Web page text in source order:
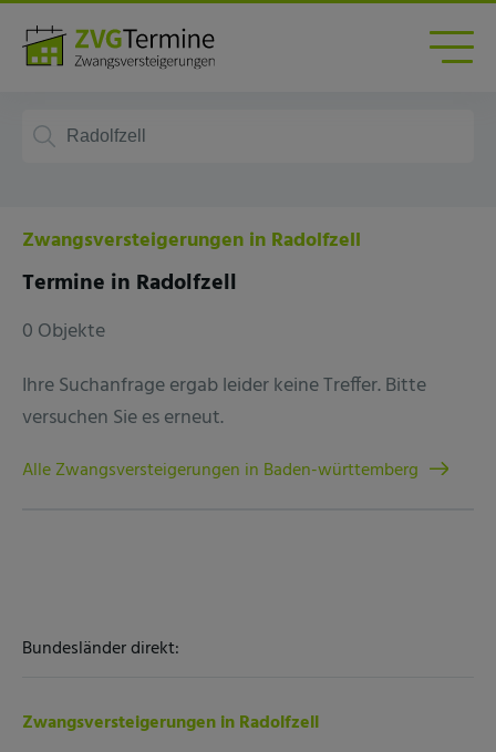
Zwangsversteigerungen in Radolfzell
Termine in Radolfzell
0 Objekte
Ihre Suchanfrage ergab leider keine Treffer. Bitte
versuchen Sie es erneut.
Alle Zwangsversteigerungen in Baden-württemberg
Bundesländer direkt:
Zwangsversteigerungen in Radolfzell